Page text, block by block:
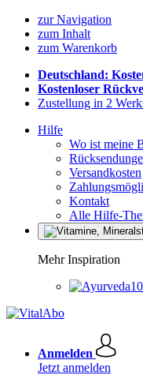
zur Navigation
zum Inhalt
zum Warenkorb
Deutschland:
Kostenloser
Zustellung in 2
Hilfe
Wo ist meine
Versandkosten
Kontakt
Alle Hilfe-
Mehr Inspiration
Anmelden
Jetzt anmelden